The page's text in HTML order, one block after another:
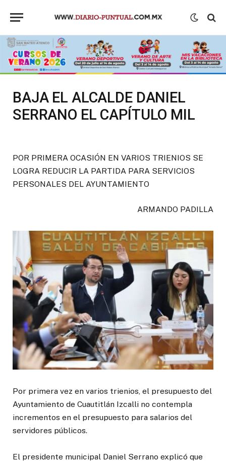
BAJA EL ALCALDE DANIEL
SERRANO EL CAPÍTULO MIL
POR PRIMERA OCASIÓN EN VARIOS TRIENIOS SE
LOGRA REDUCIR LA PARTIDA PARA SERVICIOS
PERSONALES DEL AYUNTAMIENTO
ARMANDO PADILLA
Por primera vez en varios trienios, el presupuesto del
Ayuntamiento de Cuautitlán Izcalli no contempla
incrementos en el presupuesto para salarios del
servidores públicos.
El presidente municipal Daniel Serrano explicó que